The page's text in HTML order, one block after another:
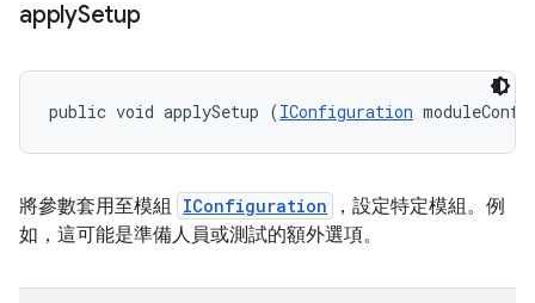
applySetup
public void applySetup (IConfiguration
將參數套用至模組 IConfiguration
，設定特定模組。例
如，這可能是準備人員或測試的額外選項。